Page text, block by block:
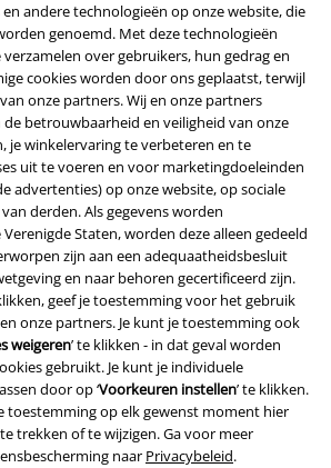
andere technologieën op onze website, die
genoemd. Met deze technologieën
over gebruikers, hun gedrag en
cookies worden door ons geplaatst, terwijl
onze partners. Wij en onze partners
betrouwbaarheid en veiligheid van onze
je winkelervaring te verbeteren en te
uit te voeren en voor marketingdoeleinden
advertenties) op onze website, op sociale
derden. Als gegevens worden
Staten, worden deze alleen gedeeld
zijn aan een adequaatheidsbesluit
en naar behoren gecertificeerd zijn.
geef je toestemming voor het gebruik
onze partners. Je kunt je toestemming ook
weigeren’ te klikken - in dat geval worden
gebruikt. Je kunt je individuele
door op ‘Voorkeuren instellen’ te klikken.
toestemming op elk gewenst moment hier
trekken of te wijzigen. Ga voor meer
naar Privacybeleid.
large app
large app en profiteer van alle nieuwe
functies en voordelen!
Music Group Company
Beveiliging